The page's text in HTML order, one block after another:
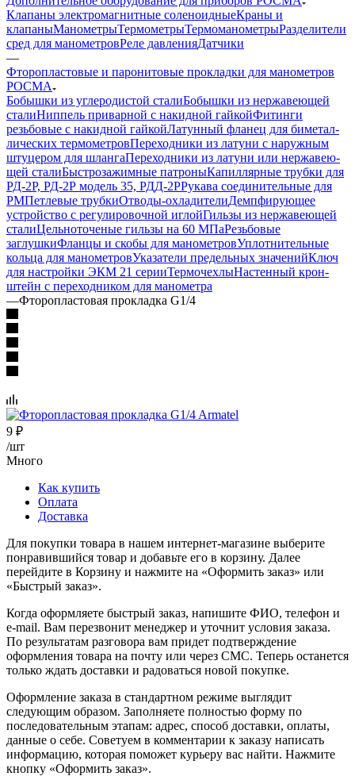
Клапаны электромагнитные соленоидныеКраны и
клапаныМанометрыТермометрыТермоманометрыРазделители
сред для манометровРеле давленияДатчики
—
Фторопласто­вые и паро­ни­то­вые про­кладки для ма­но­мет­ров
РОСМА
Бобышки из уг­ле­ро­дис­той сталиБобышки из нер­жа­вею­щей
сталиНиппель при­вар­ной с накидной гайкойФитинги
резьбовые с накидной гайкойЛатунный фла­нец для би­ме­тал­
ли­чес­ких тер­мо­мет­ровПереходники из ла­ту­ни с на­руж­ным
шту­це­ром для шлан­гаПереходники из ла­ту­ни или нер­жа­вею­
щей сталиБыстрозажимные патроныКапиллярные трубки для
РД-2Р, РД-2Р модель 35, РДД-2РРукава сое­ди­ни­тель­ные для
РМПетлевые трубкиОтводы-охладителиДемпфи­рую­щее
устрой­ство с ре­гу­ли­ро­воч­ной иглойГильзы из нер­жа­вею­щей
сталиЦельноточеные гильзы на 60 МПаРезьбовые
заглушкиФланцы и скобы для манометровУплотнительные
коль­ца для ма­но­мет­ровУказатели пре­дель­ных зна­че­нийКлюч
для на­строй­ки ЭКМ 21 серииТермочехлыНастен­ный крон­
штейн с пере­ход­ни­ком для ма­но­мет­ра
—Фторопластовая прокладка G1/4
9 ₽
/шт
Много
Как купить
Оплата
Доставка
Для покупки товара в нашем интернет-магазине выберите
понравившийся товар и добавьте его в корзину. Далее
перейдите в Корзину и нажмите на «Оформить заказ» или
«Быстрый заказ».
Когда оформляете быстрый заказ, напишите ФИО, телефон и
e-mail. Вам перезвонит менеджер и уточнит условия заказа.
По результатам разговора вам придет подтверждение
оформления товара на почту или через СМС. Теперь останется
только ждать доставки и радоваться новой покупке.
Оформление заказа в стандартном режиме выглядит
следующим образом. Заполняете полностью форму по
последовательным этапам: адрес, способ доставки, оплаты,
данные о себе. Советуем в комментарии к заказу написать
информацию, которая поможет курьеру вас найти. Нажмите
кнопку «Оформить заказ».